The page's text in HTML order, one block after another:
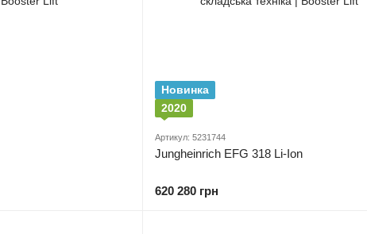
Новинка
2020
Артикул: 5231744
Jungheinrich EFG 318 Li-Ion
620 280 грн